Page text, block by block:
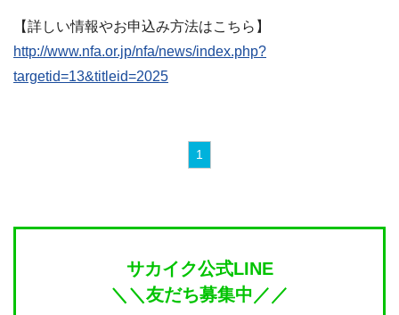
【詳しい情報やお申込み方法はこちら】
http://www.nfa.or.jp/nfa/news/index.php?
targetid=13&titleid=2025
1
サカイク公式LINE
＼＼友だち募集中／／